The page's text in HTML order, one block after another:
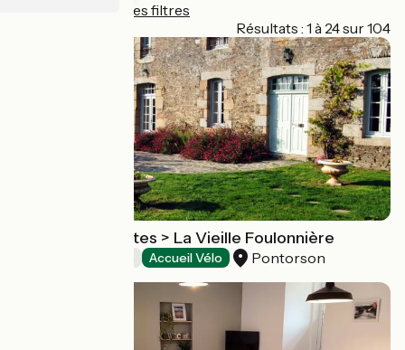
Réinitialiser tous les filtres
Résultats : 1 à 24 sur 104
Chambres d'Hôtes > La Vieille Foulonnière
Accueil Vélo Pontorson